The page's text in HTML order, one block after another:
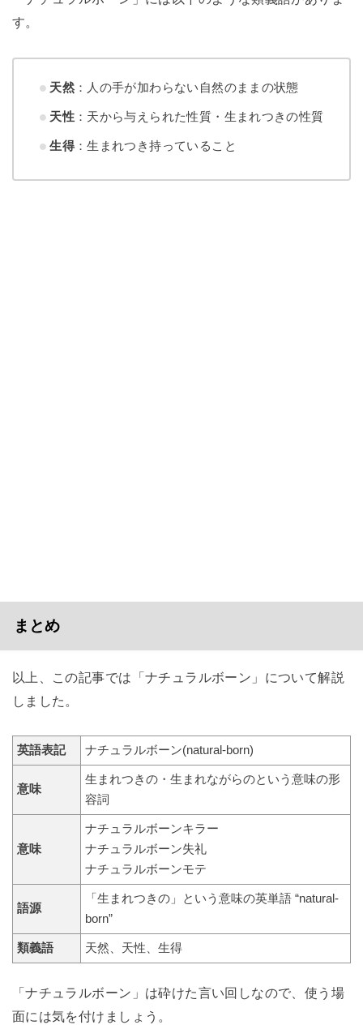
す。
天然：人の手が加わらない自然のままの状態
天性：天から与えられた性質・生まれつきの性質
生得：生まれつき持っていること
まとめ
以上、この記事では「ナチュラルボーン」について解説
しました。
英語表記 ナチュラルボーン(natural‐born)
意味
生まれつきの・生まれながらのという意味の形
容詞
意味
ナチュラルボーンキラー
ナチュラルボーン失礼
ナチュラルボーンモテ
語源
「生まれつきの」という意味の英単語 “natural‐
born”
類義語 天然、天性、生得
「ナチュラルボーン」は砕けた言い回しなので、使う場
面には気を付けましょう。